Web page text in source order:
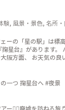
験, 風景・景色, 名所
ーの「星の駅」は標
掬星台』があります。
阪方面、 お天気の良
ラマの眺め。 🚠 『
ーブルカー 虹の駅（
#兵庫#神戸#摩耶山#まやビュー
ープウェー#ロープウ
#ことりっぷ神戸
日本三大夜景の一